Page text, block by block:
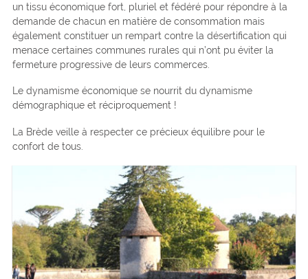
un tissu économique fort, pluriel et fédéré pour répondre à la
demande de chacun en matière de consommation mais
également constituer un rempart contre la désertification qui
menace certaines communes rurales qui n’ont pu éviter la
fermeture progressive de leurs commerces.
Le dynamisme économique se nourrit du dynamisme
démographique et réciproquement !
La Brède veille à respecter ce précieux équilibre pour le
confort de tous.